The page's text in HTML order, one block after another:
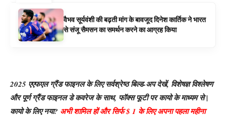
वैभव सूर्यवंशी की बढ़ती मांग के बावजूद दिनेश कार्तिक ने भारत
से संजू सैमसन का समर्थन करने का आग्रह किया
2025 एएफएल ग्रैंड फाइनल के लिए सर्वश्रेष्ठ बिल्ड-अप देखें, विशेषज्ञ विश्लेषण
और पूर्ण ग्रैंड फाइनल डे कवरेज के साथ, फॉक्स फूटी पर कायो के माध्यम से |
कायो के लिए नया? अभी शामिल हों और सिर्फ $ 1 के लिए अपना पहला महीना